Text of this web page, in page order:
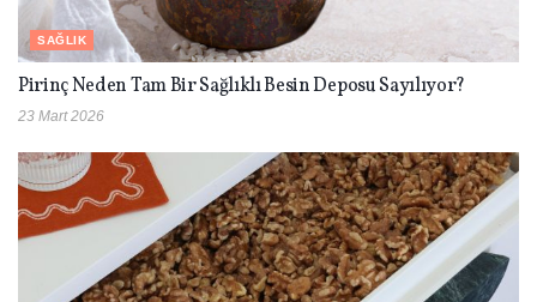
SAĞLIK
Pirinç Neden Tam Bir Sağlıklı Besin Deposu Sayılıyor?
23 Mart 2026